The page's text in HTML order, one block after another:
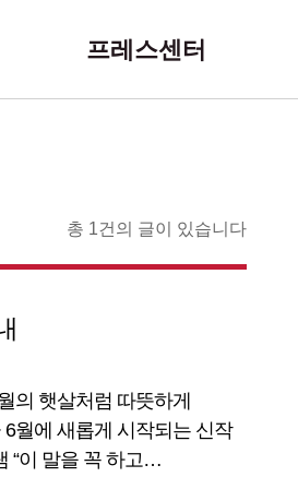
프레스센터
총 1건의 글이 있습니다
의 햇살처럼 따뜻하게
월에 새롭게 시작되는 신작
“이 말을 꼭 하고